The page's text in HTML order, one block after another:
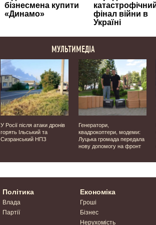
МУЛЬТИМЕДІА
У Росії після атаки дронів
горять Ільський та
Сизранський НПЗ
Генератори,
квадрокоптери, модеми:
Луцька громада передала
нову допомогу на фронт
Політика
Влада
Партії
Економіка
Гроші
Бізнес
Нерухомість